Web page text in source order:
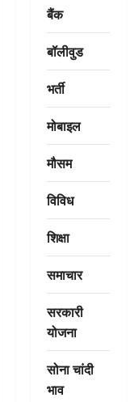
बैंक
बॉलीवुड
भर्ती
मोबाइल
मौसम
विविध
शिक्षा
समाचार
सरकारी
योजना
सोना चांदी
भाव